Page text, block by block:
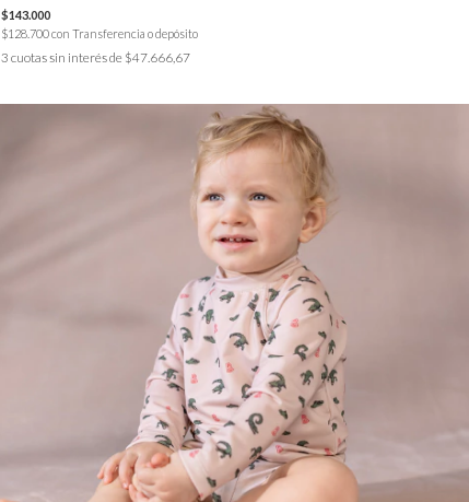
$143.000
$128.700con Transferencia o depósito
3 cuotas sin interés de $47.666,67